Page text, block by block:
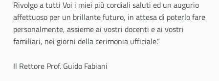
i
l
a
u
Rivolgo a tutti Voi i miei più cordiali saluti ed un augurio
affettuoso per un brillante futuro, in attesa di poterlo fare
personalmente, assieme ai vostri docenti e ai vostri
familiari, nei giorni della cerimonia ufficiale.”
Il Rettore Prof. Guido Fabiani